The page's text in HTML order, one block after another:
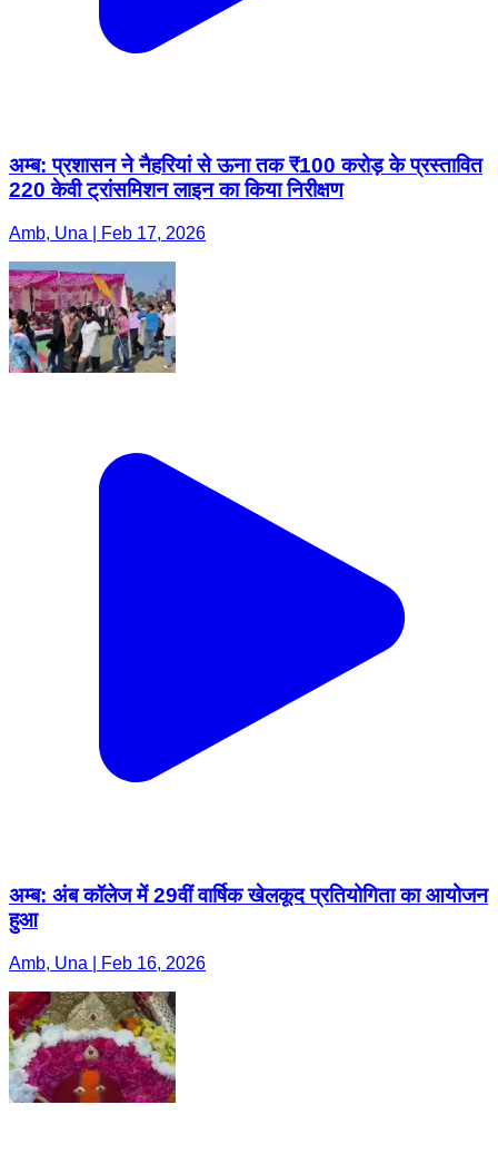
अम्ब: प्रशासन ने नैहरियां से ऊना तक ₹100 करोड़ के प्रस्तावित
220 केवी ट्रांसमिशन लाइन का किया निरीक्षण
Amb, Una | Feb 17, 2026
अम्ब: अंब कॉलेज में 29वीं वार्षिक खेलकूद प्रतियोगिता का आयोजन
हुआ
Amb, Una | Feb 16, 2026